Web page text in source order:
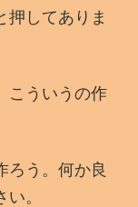
押してありま
こういうの作
ろう。何か良
。